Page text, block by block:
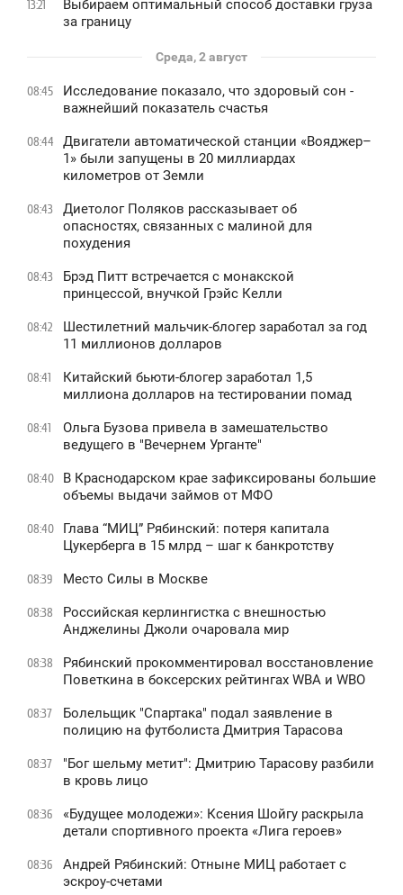
13:21
Выбираем оптимальный способ доставки груза
за границу
Среда, 2 август
08:45
Исследование показало, что здоровый сон -
важнейший показатель счастья
08:44
Двигатели автоматической станции «Вояджер–
1» были запущены в 20 миллиардах
километров от Земли
08:43
Диетолог Поляков рассказывает об
опасностях, связанных с малиной для
похудения
08:43
Брэд Питт встречается с монакской
принцессой, внучкой Грэйс Келли
08:42
Шестилетний мальчик-блогер заработал за год
11 миллионов долларов
08:41
Китайский бьюти-блогер заработал 1,5
миллиона долларов на тестировании помад
08:41
Ольга Бузова привела в замешательство
ведущего в "Вечернем Урганте"
08:40
В Краснодарском крае зафиксированы большие
объемы выдачи займов от МФО
08:40
Глава “МИЦ” Рябинский: потеря капитала
Цукерберга в 15 млрд – шаг к банкротству
08:39 Место Силы в Москве
08:38
Российская керлингистка с внешностью
Анджелины Джоли очаровала мир
08:38
Рябинский прокомментировал восстановление
Поветкина в боксерских рейтингах WBA и WBO
08:37
Болельщик "Спартака" подал заявление в
полицию на футболиста Дмитрия Тарасова
08:37
"Бог шельму метит": Дмитрию Тарасову разбили
в кровь лицо
08:36
«Будущее молодежи»: Ксения Шойгу раскрыла
детали спортивного проекта «Лига героев»
08:36
Андрей Рябинский: Отныне МИЦ работает с
эскроу-счетами